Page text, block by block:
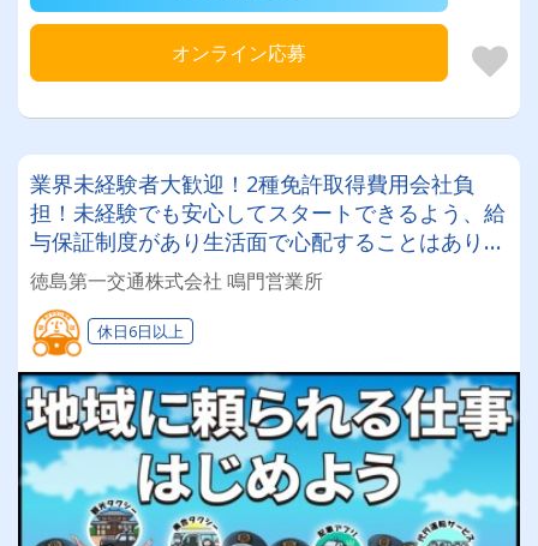
オンライン応募
業界未経験者大歓迎！2種免許取得費用会社負
担！未経験でも安心してスタートできるよう、給
与保証制度があり生活面で心配することはありま
せん！ぜひチャレンジしてみませんか！
徳島第一交通株式会社 鳴門営業所
休日6日以上